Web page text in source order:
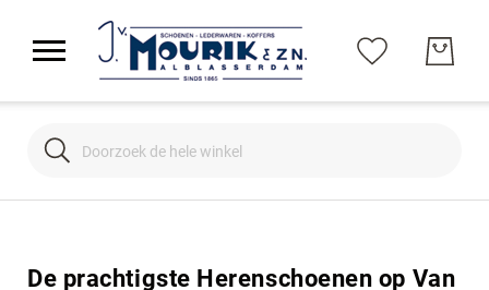
Search
De prachtigste Herenschoenen op Van